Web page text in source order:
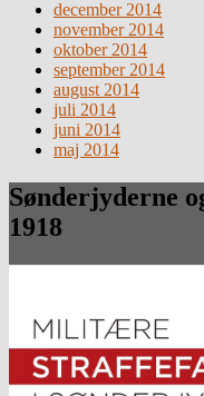
december 2014
november 2014
oktober 2014
september 2014
august 2014
juli 2014
juni 2014
maj 2014
Sønderjyderne
1918